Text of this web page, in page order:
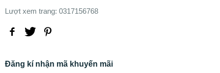
Lượt xem trang: 0317156768
Đăng kí nhận mã khuyến mãi